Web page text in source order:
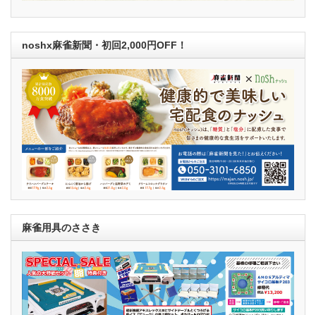
noshx麻雀新聞・初回2,000円OFF！
麻雀用具のささき